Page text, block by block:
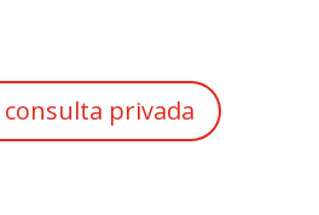
privada